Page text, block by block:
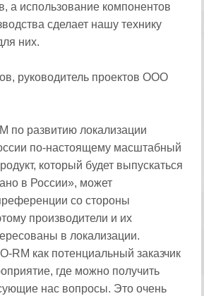
а использование компонентов
сделает нашу технику
них.
руководитель проектов ООО
по развитию локализации
по-настоящему масштабный
который будет выпускаться
в России», может
со стороны
производители и их
в локализации.
RM как потенциальный заказчик
где можно получить
нас вопросы. Это очень